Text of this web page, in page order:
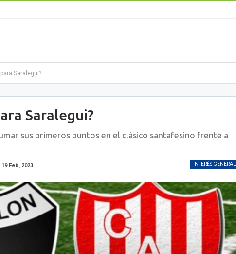
Saralegui?
Saralegui?
sus primeros puntos en el clásico santafesino frente a
INTERÉS GENERAL
19 Feb, 2023